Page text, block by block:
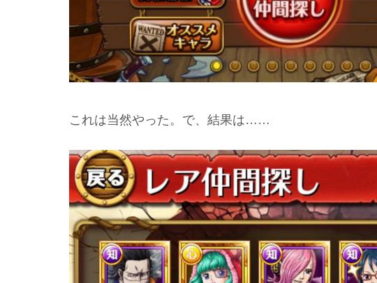
これは当然やった。で、結果は……